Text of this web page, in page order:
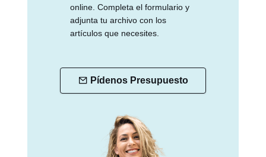
online. Completa el formulario y
adjunta tu archivo con los
artículos que necesites.
Pídenos Presupuesto